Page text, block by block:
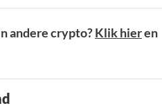
andere crypto?Klik hieren